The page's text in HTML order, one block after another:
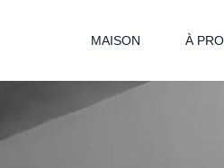
MAISON À